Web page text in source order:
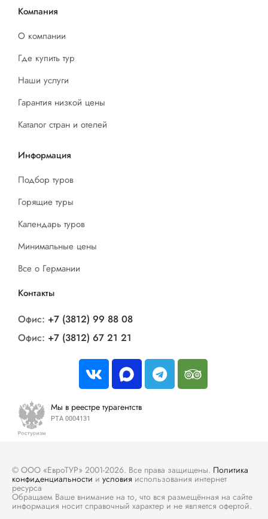
Компания
О компании
Где купить тур
Наши услуги
Гарантия низкой цены
Каталог стран и отелей
Информация
Подбор туров
Горящие туры
Календарь туров
Минимальные цены
Все о Германии
Контакты
Офис: +7 (3812) 99 88 08
Офис: +7 (3812) 67 21 21
Мы в реестре турагентств
РТА 0004131
© ООО «ЕвроТУР» 2001-2026. Все права защищены. Политика
конфиденциальности и условия использования интернет
ресурса
Обращаем Ваше внимание на то, что вся размещённая на сайте
информация носит справочный характер и не является офертой.